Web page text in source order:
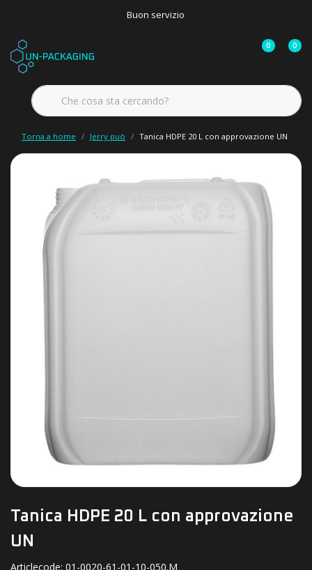
Buon servizio
0 0
Torna a home Jerry può Tanica HDPE 20 L con approvazione UN
Tanica HDPE 20 L con approvazione
UN
Articlecode: 01-0020-61-01-10-050.M